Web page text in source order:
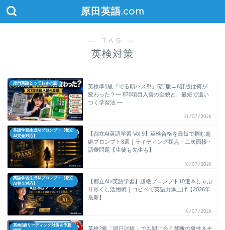
原田英語.com
― TAG ―
英検対策
原田英語とっておきの話
英検準1級『でる順パス単』5訂版→6訂版は何が
変わった？― 870項目入替の全貌と、最短で追い
つく学習法 ―
21/07/2026
英語学習生成AIプロンプト【都立
AI完全対応】
【都立AI英語学習 Vol.9】英検合格を最短で掴む超
絶プロンプト3選｜ライティング採点・二次面接・
語彙問題【生徒も先生も】
18/07/2026
英語学習生成AIプロンプト【都立
AI完全対応】
【都立AI×英語学習】超絶プロンプト10選＆しゃぶ
り尽くし活用術｜コピペで英語力爆上げ【2026年
最新】
18/07/2026
英検2級リーディング対策＆予想
英検2級「明日試験」でも間に合う禁断の裏技＆チ